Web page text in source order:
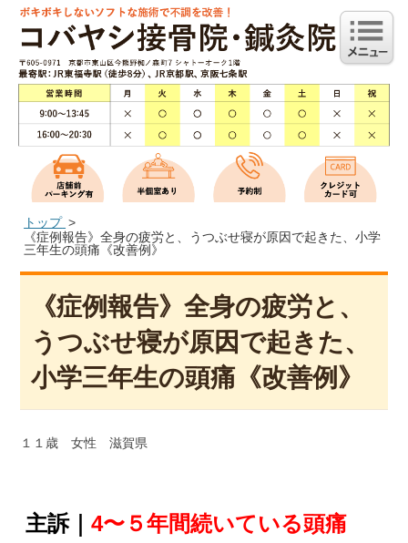
トップ
《症例報告》全身の疲労と、うつぶせ寝が原因で起きた、小学
三年生の頭痛《改善例》
《症例報告》全身の疲労と、
うつぶせ寝が原因で起きた、
小学三年生の頭痛《改善例》
１１歳 女性 滋賀県
主訴｜4〜５年間続いている頭痛